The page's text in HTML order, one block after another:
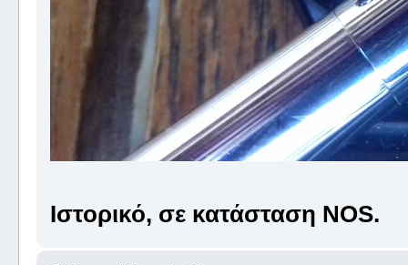
Ιστορικό, σε κατάσταση NOS.